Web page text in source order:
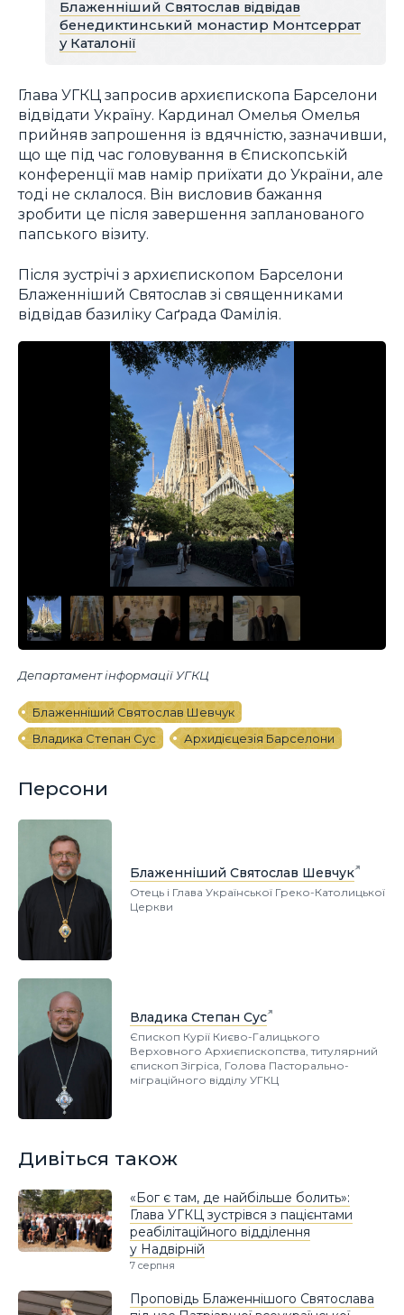
Блаженніший Святослав відвідав
бенедиктинський монастир Монтсеррат
у Каталонії
Глава УГКЦ запросив архиєпископа Барселони
відвідати Україну. Кардинал Омелья Омелья
прийняв запрошення із вдячністю, зазначивши,
що ще під час головування в Єпископській
конференції мав намір приїхати до України, але
тоді не склалося. Він висловив бажання
зробити це після завершення запланованого
папського візиту.
Після зустрічі з архиєпископом Барселони
Блаженніший Святослав зі священниками
відвідав базиліку Саґрада Фамілія.
Департамент інформації УГКЦ
Блаженніший Святослав Шевчук
Владика Степан Сус
Архидієцезія Барселони
Персони
Блаженніший Святослав Шевчук
Отець і Глава Української Греко-Католицької
Церкви
Владика Степан Сус
Єпископ Курії Києво-Галицького
Верховного Архиєпископства, титулярний
єпископ Зігріса, Голова Пасторально-
міграційного відділу УГКЦ
Дивіться також
«Бог є там, де найбільше болить»:
Глава УГКЦ зустрівся з пацієнтами
реабілітаційного відділення
у Надвірній
7 серпня
Проповідь Блаженнішого Святослава